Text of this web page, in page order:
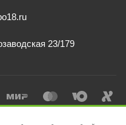
23/179